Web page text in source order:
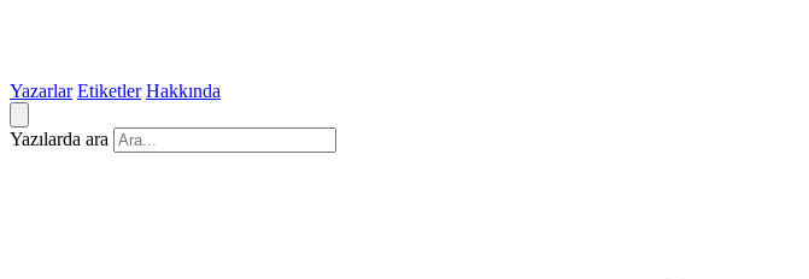
Yazarlar Etiketler Hakkında
Yazılarda ara